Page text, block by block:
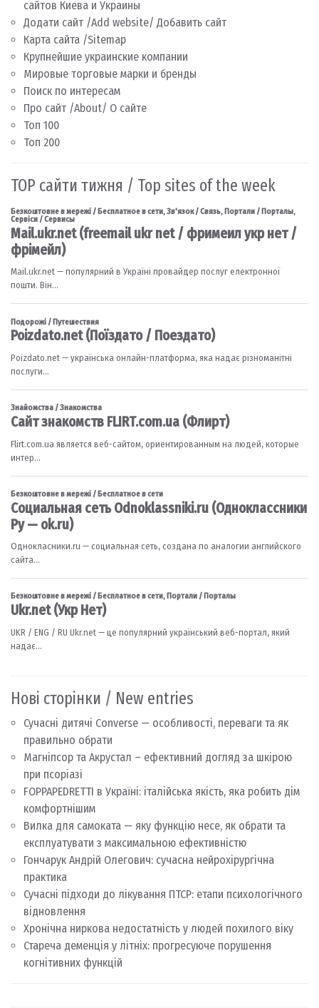
сайтов Киева и Украины
Додати сайт /Add website/ Добавить сайт
Карта сайта /Sitemap
Крупнейшие украинские компании
Мировые торговые марки и бренды
Поиск по интересам
Про сайт /About/ О сайте
Топ 100
Топ 200
TOP сайти тижня / Top sites of the week
Нові сторінки / New entries
Сучасні дитячі Converse — особливості, переваги та як
правильно обрати
Магніпсор та Акрустал – ефективний догляд за шкірою
при псоріазі
FOPPAPEDRETTI в Україні: італійська якість, яка робить дім
комфортнішим
Вилка для самоката — яку функцію несе, як обрати та
експлуатувати з максимальною ефективністю
Гончарук Андрій Олегович: сучасна нейрохірургічна
практика
Сучасні підходи до лікування ПТСР: етапи психологічного
відновлення
Хронічна ниркова недостатність у людей похилого віку
Стареча деменція у літніх: прогресуюче порушення
когнітивних функцій